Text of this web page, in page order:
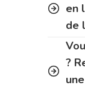
en
de
?